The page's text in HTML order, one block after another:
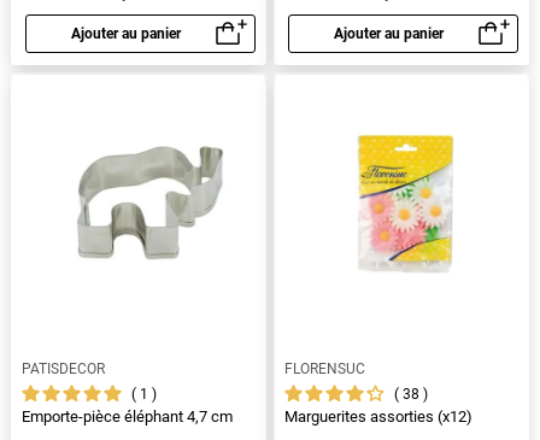
Ajouter au panier
Aperçu rapide
Ajouter au panier
Aperçu rapide
PATISDECOR
1
Emporte-pièce éléphant 4,7 cm
FLORENSUC
38
Marguerites assorties (x12)